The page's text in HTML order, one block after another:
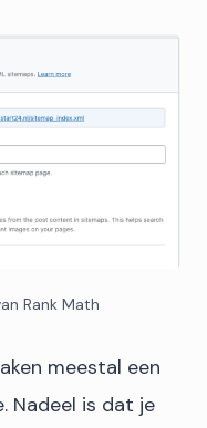
Rank Math
meestal een
Nadeel is dat je